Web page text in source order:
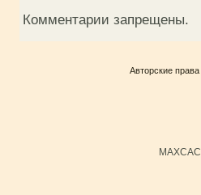
Комментарии запрещены.
Авторские